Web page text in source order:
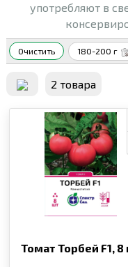
употребляют в
Очистить 180-200 г
2 товара
Томат Торбей F1, 8